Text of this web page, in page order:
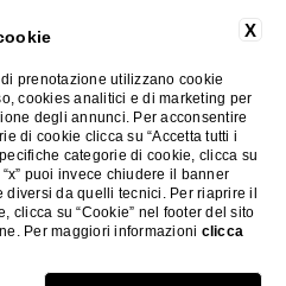
DI LOPPIA
Website by Blastness
X
prenotazione utilizzano cookie
cookies analitici e di marketing per
degli annunci. Per acconsentire
di cookie clicca su “Accetta tutti i
categorie di cookie, clicca su
puoi invece chiudere il banner
da quelli tecnici. Per riaprire il
clicca su “Cookie” nel footer del sito
Per maggiori informazioni clicca